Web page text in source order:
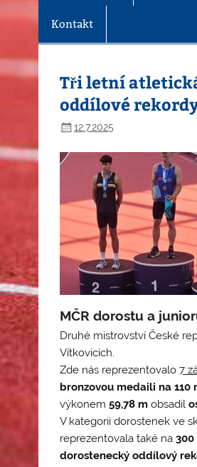
Kontakt
Tři letní
oddílové
12.7.2025
MČR dorostu a
Druhé mistrovství České
Vítkovicích.
Zde nás reprezentovalo7
bronzovou medaili na 110
výkonem59,78 m obsadil
V kategorii dorostenek ve
reprezentovala také na
dorostenecký oddílový